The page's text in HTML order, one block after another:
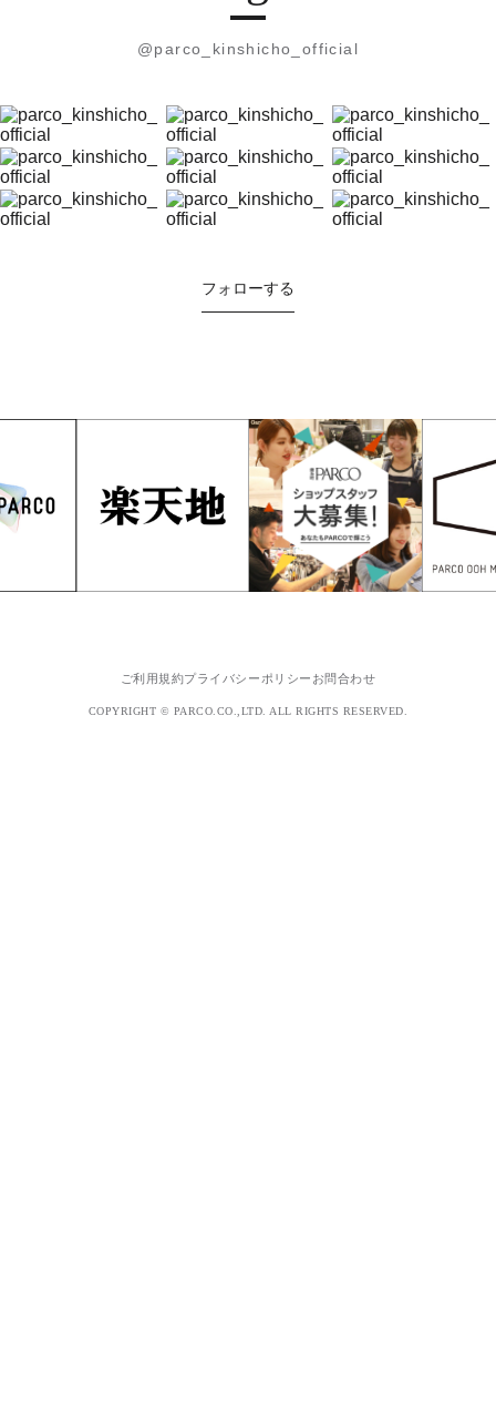
@parco_kinshicho_official
フォローする
ご利用規約プライバシーポリシー お問合わせ
COPYRIGHT © PARCO.CO.,LTD. ALL RIGHTS RESERVED.